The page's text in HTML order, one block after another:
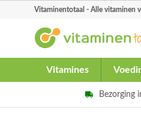
Vitaminentotaal - Alle vitaminen
Vitamines
Bezorging